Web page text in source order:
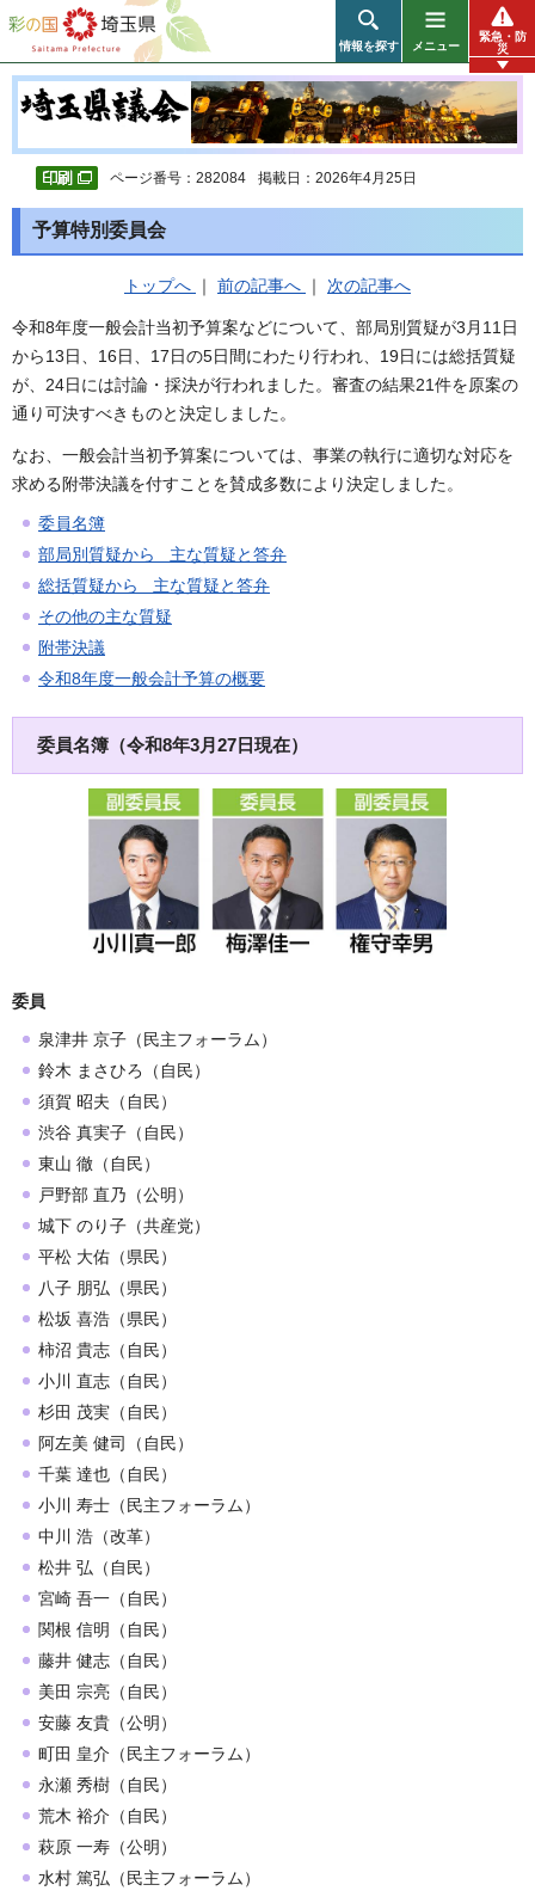
彩の国 埼玉県
情報を探す メニュー
緊急・防
災
ページ番号：282084 掲載日：2026年4月25日
予算特別委員会
トップへ ｜ 前の記事へ ｜ 次の記事へ
令和8年度一般会計当初予算案などについて、部局別質疑が3月11日
から13日、16日、17日の5日間にわたり行われ、19日には総括質疑
が、24日には討論・採決が行われました。審査の結果21件を原案の
通り可決すべきものと決定しました。
なお、一般会計当初予算案については、事業の執行に適切な対応を
求める附帯決議を付すことを賛成多数により決定しました。
委員名簿
部局別質疑から 主な質疑と答弁
総括質疑から 主な質疑と答弁
その他の主な質疑
附帯決議
令和8年度一般会計予算の概要
委員名簿 （令和8年3月27日現在）
委員
泉津井 京子（民主フォーラム）
鈴木 まさひろ（自民）
須賀 昭夫（自民）
渋谷 真実子（自民）
東山 徹（自民）
戸野部 直乃（公明）
城下 のり子（共産党）
平松 大佑（県民）
八子 朋弘（県民）
松坂 喜浩（県民）
柿沼 貴志（自民）
小川 直志（自民）
杉田 茂実（自民）
阿左美 健司（自民）
千葉 達也（自民）
小川 寿士（民主フォーラム）
中川 浩（改革）
松井 弘（自民）
宮崎 吾一（自民）
関根 信明（自民）
藤井 健志（自民）
美田 宗亮（自民）
安藤 友貴（公明）
町田 皇介（民主フォーラム）
永瀬 秀樹（自民）
荒木 裕介（自民）
萩原 一寿（公明）
水村 篤弘（民主フォーラム）